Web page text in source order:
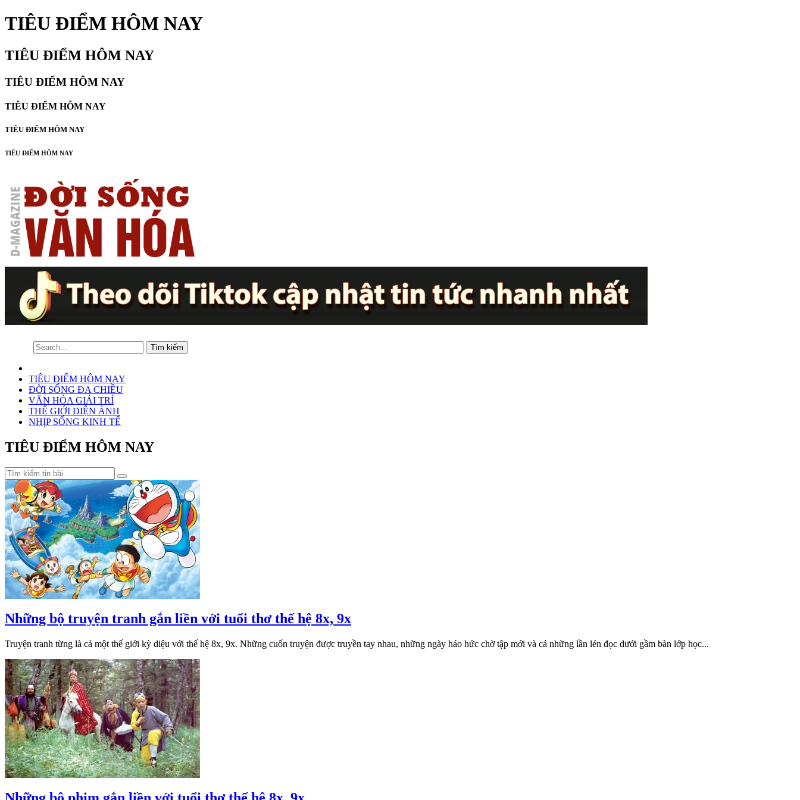
TIÊU ĐIỂM HÔM NAY
TIÊU ĐIỂM HÔM NAY
TIÊU ĐIỂM HÔM NAY
TIÊU ĐIỂM HÔM NAY
TIÊU ĐIỂM HÔM NAY
TIÊU ĐIỂM HÔM NAY
TIÊU ĐIỂM HÔM NAY
ĐỜI SỐNG ĐA CHIỀU
VĂN HÓA GIẢI TRÍ
THẾ GIỚI ĐIỆN ẢNH
NHỊP SỐNG KINH TẾ
TIÊU ĐIỂM HÔM NAY
Những bộ truyện tranh gắn liền với tuổi thơ thế hệ 8x, 9x
Truyện tranh từng là cả một thế giới kỳ diệu với thế hệ 8x, 9x. Những cuốn truyện được truyền tay nhau, những ngày háo hức chờ tập mới và cả những lần lén đọc dưới gầm bàn lớp học...